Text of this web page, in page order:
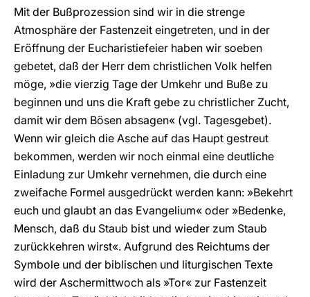
Mit der Bußprozession sind wir in die strenge
Atmosphäre der Fastenzeit eingetreten, und in der
Eröffnung der Eucharistiefeier haben wir soeben
gebetet, daß der Herr dem christlichen Volk helfen
möge, »die vierzig Tage der Umkehr und Buße zu
beginnen und uns die Kraft gebe zu christlicher Zucht,
damit wir dem Bösen absagen« (vgl. Tagesgebet).
Wenn wir gleich die Asche auf das Haupt gestreut
bekommen, werden wir noch einmal eine deutliche
Einladung zur Umkehr vernehmen, die durch eine
zweifache Formel ausgedrückt werden kann: »Bekehrt
euch und glaubt an das Evangelium« oder »Bedenke,
Mensch, daß du Staub bist und wieder zum Staub
zurückkehren wirst«. Aufgrund des Reichtums der
Symbole und der biblischen und liturgischen Texte
wird der Aschermittwoch als »Tor« zur Fastenzeit